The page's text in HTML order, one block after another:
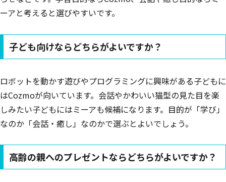
ーアと考えると選びやすいです。
子ども向けならどちらがよいですか？
ロボットを動かす遊びやプログラミングに興味がある子どもに
はCozmoが向いています。会話やかわいい猫型の見た目を楽
しみたい子どもにはミーアも候補になります。目的が「学び」
なのか「会話・癒し」なのかで選ぶとよいでしょう。
高齢の親へのプレゼントならどちらがよいですか？